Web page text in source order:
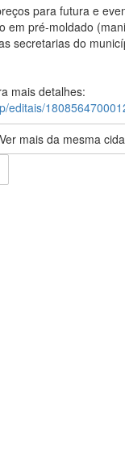
para futura e
em pré-moldado
secretarias do
mais detalhes:
editais/
Ver mais da mesma